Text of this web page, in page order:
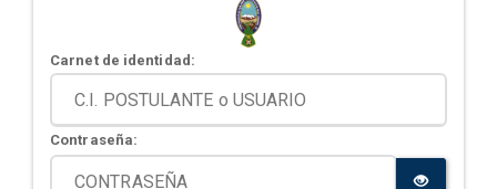
Carnet de identidad:
Contraseña: